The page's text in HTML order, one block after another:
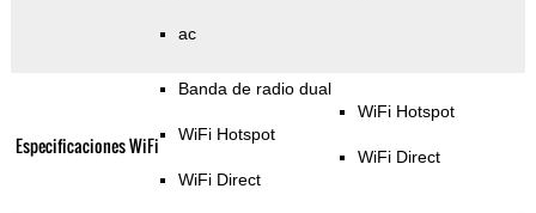
ac
Especificaciones WiFi
Banda de radio dual
WiFi Hotspot
WiFi Direct
WiFi Hotspot
WiFi Direct